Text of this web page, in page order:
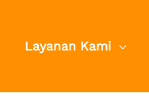
Layanan Kami